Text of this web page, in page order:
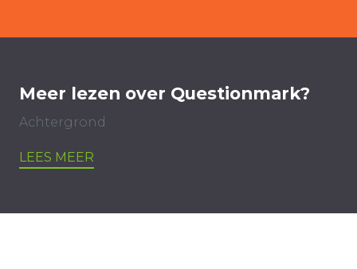
Meer lezen over Questionmark?
Achtergrond
LEES MEER